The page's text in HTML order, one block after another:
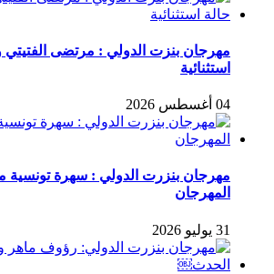
مهرجان بنزت الدولي : مرتضى الفتيتي
استثنائية
04 أغسطس 2026
مهرجان بنزرت الدولي : سهرة تونسية
المهرجان
31 يوليو 2026